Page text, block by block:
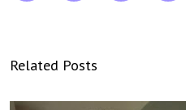
Related Posts